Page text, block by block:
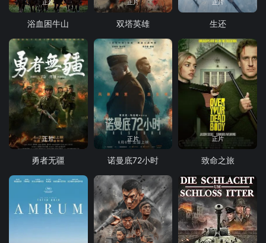
正片
浴血困牛山
正片
双塔英雄
正片
生还
正片
勇者无疆
正片
诺曼底72小时
正片
致命之旅